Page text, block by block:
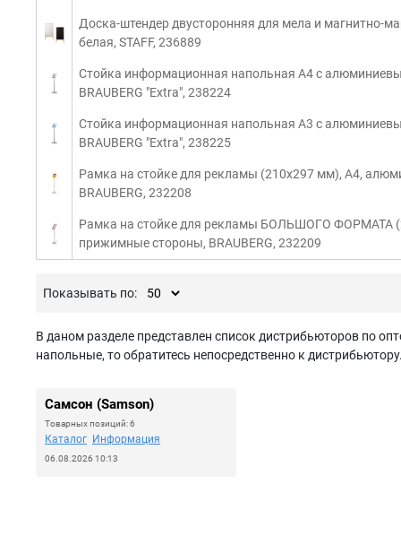
Доска-штендер двусторонняя для мела и магнитно-
белая, STAFF, 236889
Стойка информационная напольная А4 с
BRAUBERG "Extra", 238224
Стойка информационная напольная А3 с
BRAUBERG "Extra", 238225
Рамка на стойке для рекламы (210х297 мм), А4,
BRAUBERG, 232208
Рамка на стойке для рекламы БОЛЬШОГО ФОРМАТА
прижимные стороны, BRAUBERG, 232209
Показывать по:
В даном разделе представлен список дистрибьюторов по
напольные, то обратитесь непосредственно к
Самсон (Samson)
Товарных позиций: 6
Каталог Информация
06.08.2026 10:13